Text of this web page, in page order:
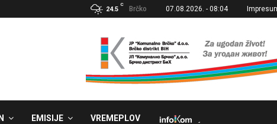
24.5
C
Brčko 07.08.2026. - 08:04
EMISIJE VREMEPLOV